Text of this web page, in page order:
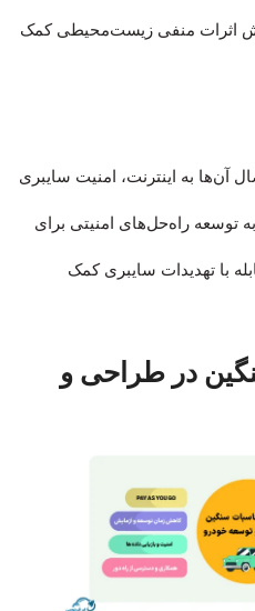
اثرات منفی زیست‌محیطی کمک
آن‌ها به اینترنت، امنیت سایبری
اهمیت بیشتری یافته است. HPC به توسعه راه‌حل‌های امنیتی برای
با تهدیدات سایبری کمک
در طراحی و